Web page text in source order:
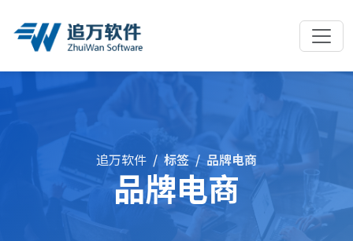
追万软件 标签 品牌电商
品牌电商